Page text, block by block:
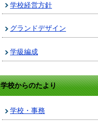
学校経営方針
グランドデザイン
学級編成
学校からのたより
学校・事務